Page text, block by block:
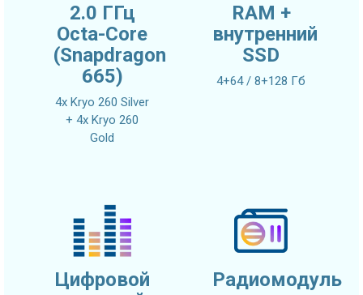
2.0 ГГц
Octa-Core
(Snapdragon
665)
4x Kryo 260 Silver
+ 4x Kryo 260
Gold
RAM +
внутренний
SSD
4+64 / 8+128 Гб
Цифровой
Радиомодуль